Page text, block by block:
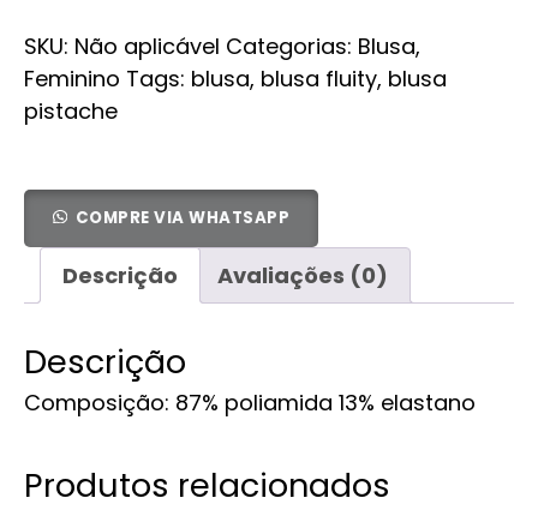
SKU: Não aplicável Categorias: Blusa,
Feminino Tags: blusa, blusa fluity, blusa
pistache
COMPRE VIA WHATSAPP
Descrição Avaliações (0)
Descrição
Composição: 87% poliamida 13% elastano
Produtos relacionados